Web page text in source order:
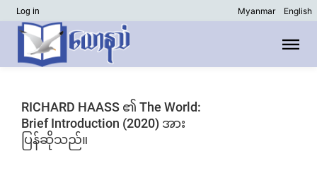
Log in Myanmar English
RICHARD HAASS ၏ The World:
Brief Introduction (2020) အား
ပြန်ဆိုသည်။